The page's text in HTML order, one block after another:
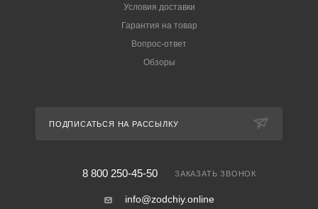
Условия доставки
Гарантия на товар
Вопрос-ответ
Обзоры
ПОДПИСАТЬСЯ НА РАССЫЛКУ
8 800 250-45-50 ЗАКАЗАТЬ ЗВОНОК
info@zodchiy.online